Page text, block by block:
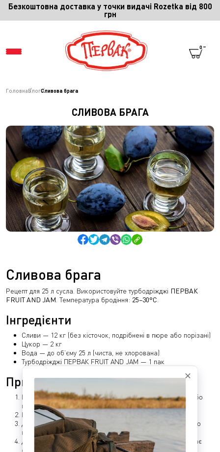
Безкоштовна доставка у точки видачі Rozetka від 800
грн
МЕНЮ
СПІВПРАЦЯ
ПРО ПЕРВАК
ПРО СПЕЦІЇ
ПРО КОМПАНІЮ
БЛОГ
КАЛЬКУЛЯТОРИ
0
ГоловнаБлогСливова брага
СЛИВОВА БРАГА
Сливова брага
Рецепт для 25 л сусла. Використовуйте турбодріжджі ПЕРВАК
FRUIT AND JAM . Температура бродіння: 25–30°C
Інгредієнти
Сливи — 12 кг (без кісточок, подрібнені в пюре або порізані)
Цукор — 2 кг
Вода — до об’єму 25 л (чиста, не хлорована)
Турбодріжджі ПЕРВАК FRUIT AND JAM — 1 пак
Приготування
Вимийте сливи і видаліть кісточки. Подрібніть до пюре або
поріжте.
Внесіть у ємність для бродіння об’ємом 30–35 л.
Додайте цукор і частину води (темп. 25°C), розмішайте до
повного розчинення.
Долийте решту води до об’єму 25 л. Цукристість сусла має
становити 18–20%.